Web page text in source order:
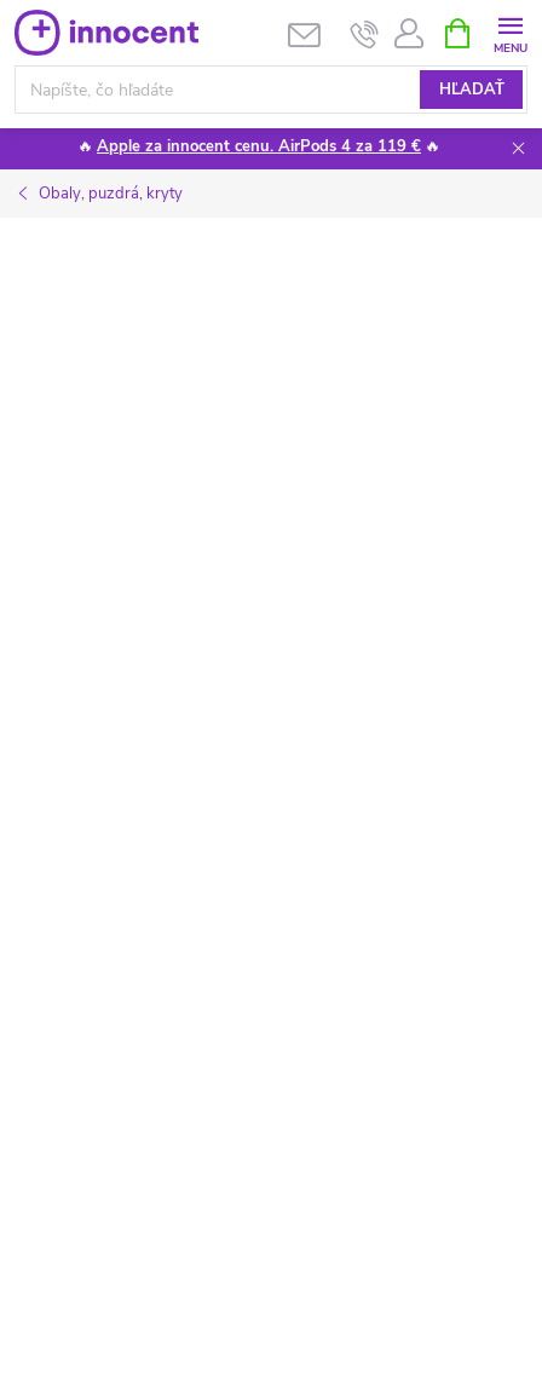
Prejsť
na
obsah
HĽADAŤ
KOŠÍK
🔥 Apple za innocent cenu. AirPods 4 za 119 € 🔥
Obaly, puzdrá, kryty